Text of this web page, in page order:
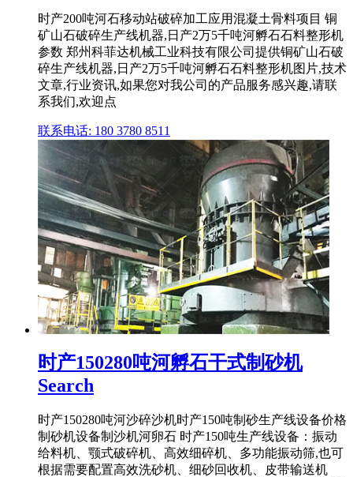
时产200吨河石移动站破碎加工应用混凝土骨料项目 铜
矿山石破碎生产线机器,日产2万5千吨河孵石石料整形机
参数 郑州科菲达机械工业科技有限公司提供铜矿山石破
碎生产线机器,日产2万5千吨河孵石石料整形机图片,技术
文章,行业资讯,如果您对我公司的产品服务感兴趣,请联
系我们,欢迎点
联系电话: 180 3780 8511
时产150280吨河孵石干式制砂机
Search
时产150280吨河沙碎沙机时产150吨制砂生产线设备价格
制砂机设备制沙机河卵石 时产150吨生产线设备：振动
给料机、颚式破碎机、高效细碎机、多功能振动筛,也可
根据需要配置高效洗砂机、细砂回收机、皮带输送机